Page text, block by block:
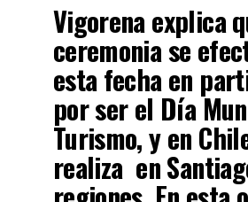
Vigorena explica
ceremonia se
esta fecha en
por ser el Día
Turismo, y en
realiza en